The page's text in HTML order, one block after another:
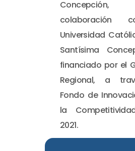
colaboración
Universidad
Santísima
financiado por el
Regional, a
Fondo de
la
2021.